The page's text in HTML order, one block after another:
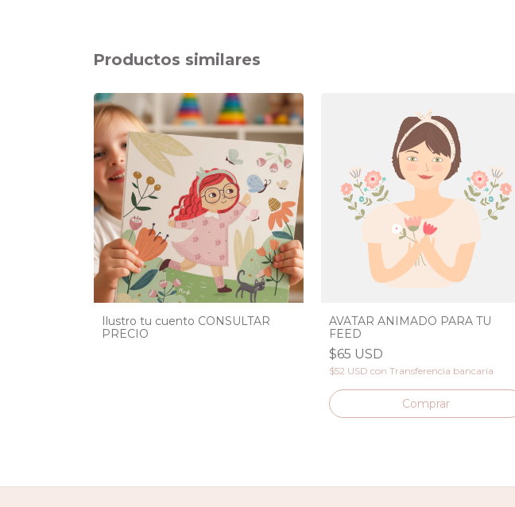
Productos similares
Ilustro tu cuento CONSULTAR
PRECIO
AVATAR ANIMADO PARA TU
FEED
$65 USD
$52 USDcon Transferencia bancaria
Comprar